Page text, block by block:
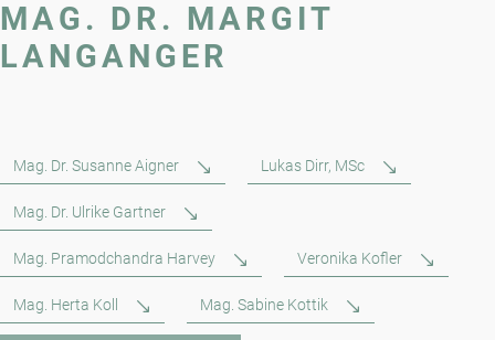
MAG. DR. MARGIT
LANGANGER
Mag. Dr. Susanne Aigner Lukas Dirr, MSc
Mag. Dr. Ulrike Gartner
Mag. Pramodchandra Harvey Veronika Kofler
Mag. Herta Koll Mag. Sabine Kottik